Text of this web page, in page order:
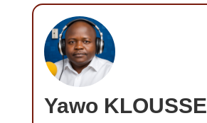
Yawo KLOUSSE